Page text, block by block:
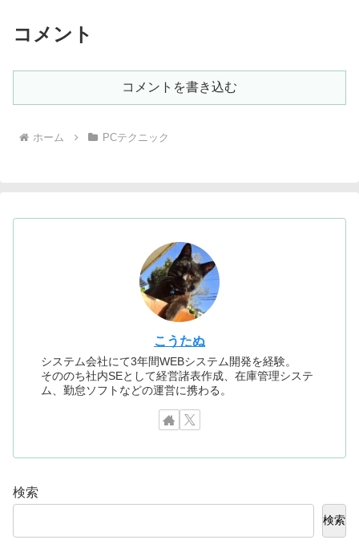
コメント
コメントを書き込む
ホーム PCテクニック
こうたぬ
システム会社にて3年間WEBシステム開発を経験。
そののち社内SEとして経営諸表作成、在庫管理システ
ム、勤怠ソフトなどの運営に携わる。
検索
検索